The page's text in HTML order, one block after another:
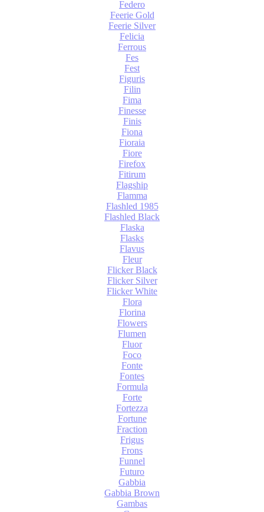
Federo
Feerie Gold
Feerie Silver
Felicia
Ferrous
Fes
Fest
Figuris
Filin
Fima
Finesse
Finis
Fiona
Fioraia
Fiore
Firefox
Fitirum
Flagship
Flamma
Flashled 1985
Flashled Black
Flaska
Flasks
Flavus
Fleur
Flicker Black
Flicker Silver
Flicker White
Flora
Florina
Flowers
Flumen
Fluor
Foco
Fonte
Fontes
Formula
Forte
Fortezza
Fortune
Fraction
Frigus
Frons
Funnel
Futuro
Gabbia
Gabbia Brown
Gambas